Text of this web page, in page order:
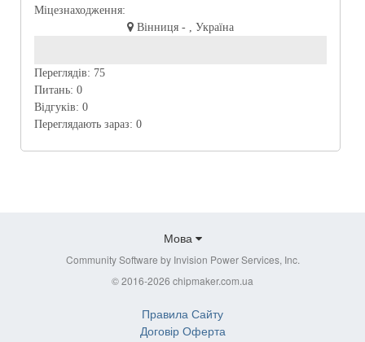
Міцезнаходження:
Вінниця - , Україна
Переглядів: 75
Питань: 0
Відгуків: 0
Переглядають зараз: 0
Мова
Community Software by Invision Power Services, Inc.
© 2016-2026 chipmaker.com.ua
Правила Сайту
Договір Оферта